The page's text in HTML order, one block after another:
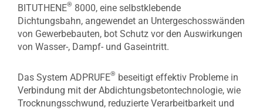
BITUTHENE® 8000, eine selbstklebende
Dichtungsbahn, angewendet an Untergeschosswänden
von Gewerbebauten, bot Schutz vor den Auswirkungen
von Wasser-, Dampf- und Gaseintritt.
Das System ADPRUFE® beseitigt effektiv Probleme in
Verbindung mit der Abdichtungsbetontechnologie, wie
Trocknungsschwund, reduzierte Verarbeitbarkeit und